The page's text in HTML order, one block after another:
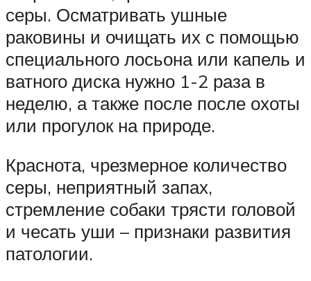
серы. Осматривать ушные
раковины и очищать их с помощью
специального лосьона или капель и
ватного диска нужно 1-2 раза в
неделю, а также после после охоты
или прогулок на природе.
Краснота, чрезмерное количество
серы, неприятный запах,
стремление собаки трясти головой
и чесать уши – признаки развития
патологии.